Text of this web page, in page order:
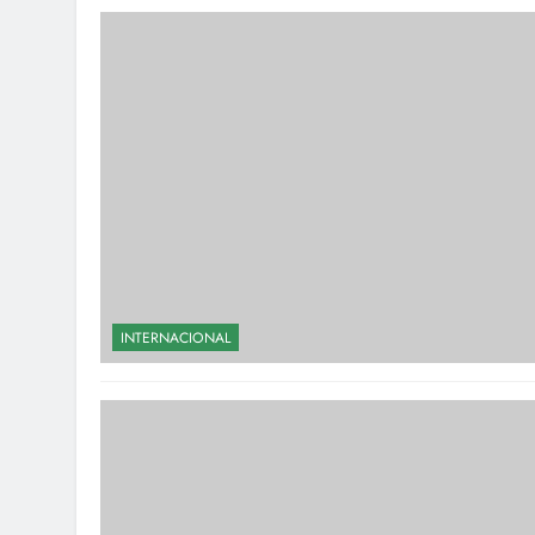
INTERNACIONAL